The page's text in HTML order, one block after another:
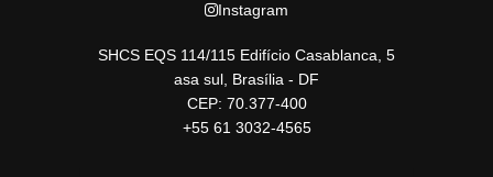
Instagram
SHCS EQS 114/115 Edifício Casablanca, 5
asa sul, Brasília - DF
CEP: 70.377-400
+55 61 3032-4565